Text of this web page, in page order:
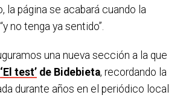
la página se acabará cuando la
no tenga ya sentido”.
una nueva sección a la que
‘El test’de Bidebieta, recordando la
durante años en el periódico local